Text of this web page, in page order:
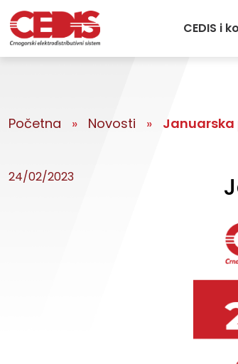
CEDIS i
Početna » Novosti »
24/02/2023